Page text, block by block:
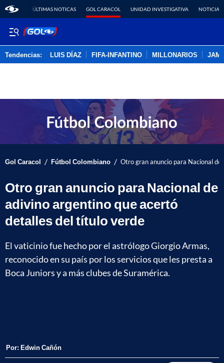
ÚLTIMAS NOTICAS GOL CARACOL UNIDAD INVESTIGATIVA NOTICIAS
Tendencias: LUIS DÍAZ FIFA-INFANTINO MILLONARIOS
Gol Caracol / Fútbol Colombiano / Otro gran anuncio para Nacional
Otro gran anuncio para Nacional de
adivino argentino que acertó
detalles del título verde
El vaticinio fue hecho por el astrólogo Giorgio Armas,
reconocido en su país por los servicios que les presta a
Boca Juniors y a más clubes de Suramérica.
Por: Edwin Cañón